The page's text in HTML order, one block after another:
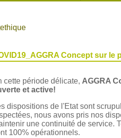
Concept sur le
cette période délicate, AGGRA
et active!
dispositions de l'Etat sont
nous avons pris nos
une continuité de service.
100% opérationnels.